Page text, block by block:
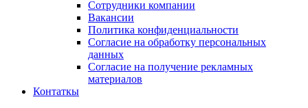
Сотрудники компании
Вакансии
Политика конфиденциальности
Согласие на обработку персональных
данных
Согласие на получение рекламных
материалов
Контаткы